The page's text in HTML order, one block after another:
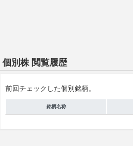
個別株 閲覧履歴
前回チェックした個別銘柄。
銘柄名称